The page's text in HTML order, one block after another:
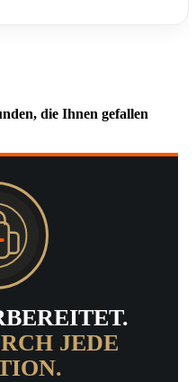
die Ihnen gefallen
JEDE